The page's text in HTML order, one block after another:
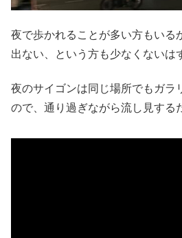
夜で歩かれることが多い方もいる
出ない、という方も少なくないは
夜のサイゴンは同じ場所でもガラ
ので、通り過ぎながら流し見する